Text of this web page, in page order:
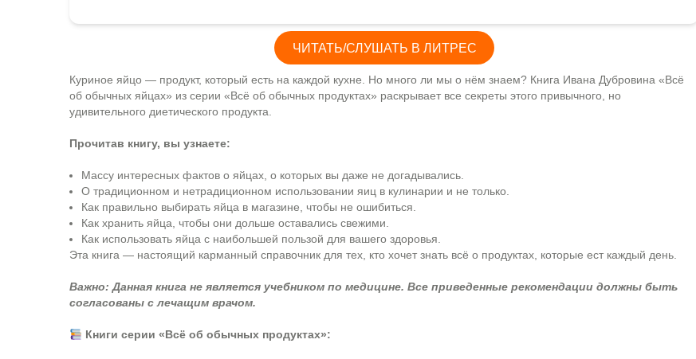
ЧИТАТЬ/СЛУШАТЬ В ЛИТРЕС
Куриное яйцо — продукт, который есть на каждой кухне. Но много ли мы о нём знаем? Книга Ивана Дубровина «Всё
об обычных яйцах» из серии «Всё об обычных продуктах» раскрывает все секреты этого привычного, но
удивительного диетического продукта.
Прочитав книгу, вы узнаете:
Массу интересных фактов о яйцах, о которых вы даже не догадывались.
О традиционном и нетрадиционном использовании яиц в кулинарии и не только.
Как правильно выбирать яйца в магазине, чтобы не ошибиться.
Как хранить яйца, чтобы они дольше оставались свежими.
Как использовать яйца с наибольшей пользой для вашего здоровья.
Эта книга — настоящий карманный справочник для тех, кто хочет знать всё о продуктах, которые ест каждый день.
Важно: Данная книга не является учебником по медицине. Все приведенные рекомендации должны быть
согласованы с лечащим врачом.
Книги серии «Всё об обычных продуктах»: